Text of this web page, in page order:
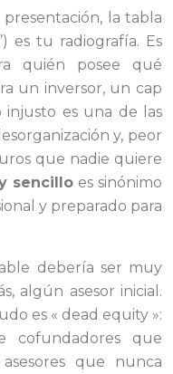
la tabla
es tu radiografía. Es
quién posee qué
un inversor, un cap
injusto es una de las
y, peor
que nadie quiere
sencillo es sinónimo
y preparado para
debería ser muy
algún asesor inicial.
es « dead equity »:
cofundadores que
que nunca